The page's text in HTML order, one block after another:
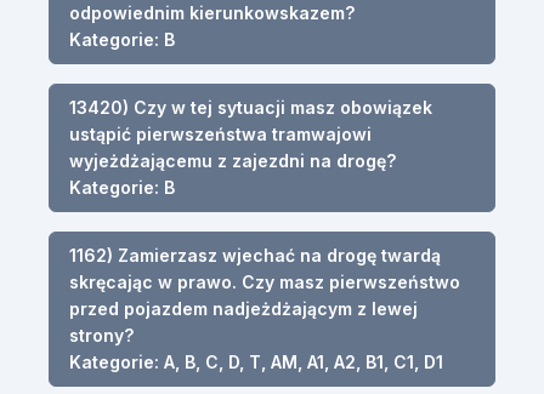
odpowiednim kierunkowskazem?
Kategorie: B
13420) Czy w tej sytuacji masz obowiązek
ustąpić pierwszeństwa tramwajowi
wyjeżdżającemu z zajezdni na drogę?
Kategorie: B
1162) Zamierzasz wjechać na drogę twardą
skręcając w prawo. Czy masz pierwszeństwo
przed pojazdem nadjeżdżającym z lewej
strony?
Kategorie: A, B, C, D, T, AM, A1, A2, B1, C1, D1